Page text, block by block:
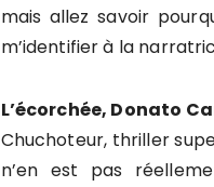
mais allez savoir
m’identifier à la
L’écorchée, Donato
Chuchoteur, thriller
n’en est pas